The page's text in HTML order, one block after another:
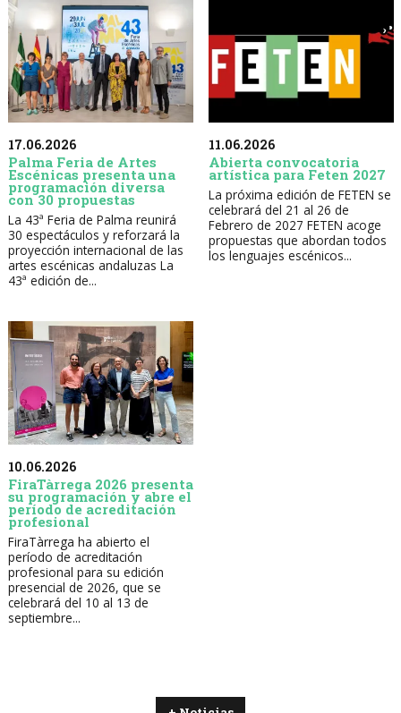
17.06.2026
Palma Feria de Artes
Escénicas presenta una
programación diversa
con 30 propuestas
La 43ª Feria de Palma reunirá
30 espectáculos y reforzará la
proyección internacional de las
artes escénicas andaluzas La
43ª edición de...
11.06.2026
Abierta convocatoria
artística para Feten 2027
La próxima edición de FETEN se
celebrará del 21 al 26 de
Febrero de 2027 FETEN acoge
propuestas que abordan todos
los lenguajes escénicos...
10.06.2026
FiraTàrrega 2026 presenta
su programación y abre el
período de acreditación
profesional
FiraTàrrega ha abierto el
período de acreditación
profesional para su edición
presencial de 2026, que se
celebrará del 10 al 13 de
septiembre...